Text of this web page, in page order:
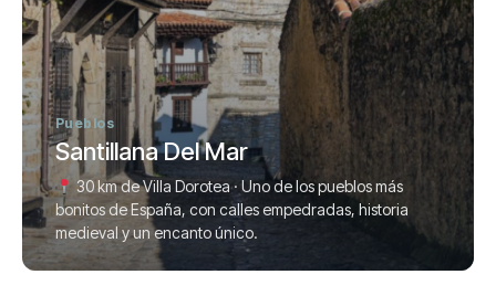
Pueblos
Santillana Del Mar
30 km de Villa Dorotea · Uno de los pueblos más
bonitos de España, con calles empedradas, historia
medieval y un encanto único.